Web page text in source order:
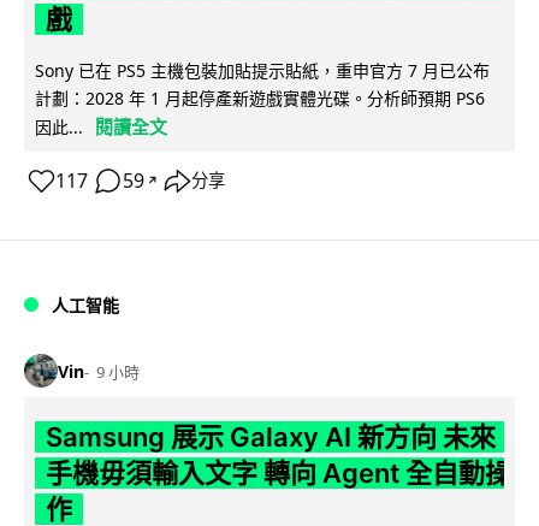
戲
Sony 已在 PS5 主機包裝加貼提示貼紙，重申官方 7 月已公布
計劃：2028 年 1 月起停產新遊戲實體光碟。分析師預期 PS6
因此...
閱讀全文
117 59 ↗ 分享
人工智能
Vin 9 小時
Samsung 展示 Galaxy AI 新方向 未來
手機毋須輸入文字 轉向 Agent 全自動操
作